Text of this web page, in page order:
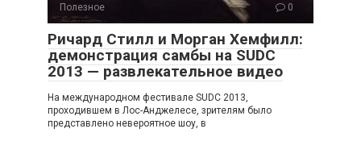
Полезное 0
Ричард Стилл и Морган Хемфилл:
демонстрация самбы на SUDC
2013 — развлекательное видео
На международном фестивале SUDC 2013,
проходившем в Лос-Анджелесе, зрителям было
представлено невероятное шоу, в